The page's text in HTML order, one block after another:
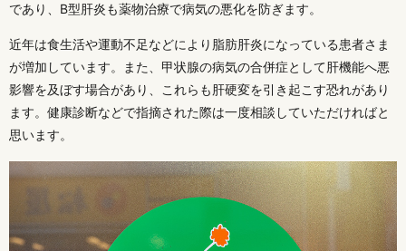
であり、B型肝炎も薬物治療で病気の悪化を防ぎます。
近年は食生活や運動不足などにより脂肪肝炎になっている患者さま
が増加しています。また、甲状腺の病気の合併症として肝機能へ悪
影響を及ぼす場合があり、これらも肝硬変を引き起こす恐れがあり
ます。健康診断などで指摘された際は一度相談していただければと
思います。